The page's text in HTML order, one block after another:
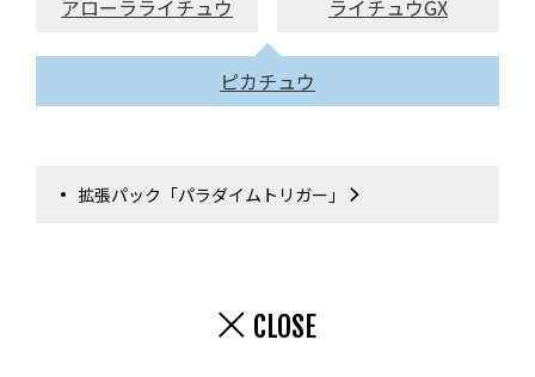
アローラライチュウ ライチュウGX
ピカチュウ
拡張パック「パラダイムトリガー」
CLOSE